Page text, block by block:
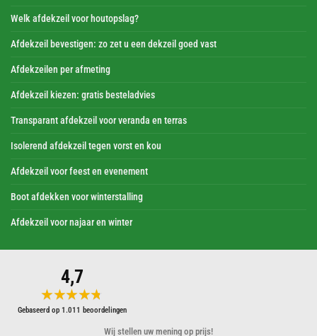
Welk afdekzeil voor houtopslag?
Afdekzeil bevestigen: zo zet u een dekzeil goed vast
Afdekzeilen per afmeting
Afdekzeil kiezen: gratis besteladvies
Transparant afdekzeil voor veranda en terras
Isolerend afdekzeil tegen vorst en kou
Afdekzeil voor feest en evenement
Boot afdekken voor winterstalling
Afdekzeil voor najaar en winter
4,7
★★★★★
★★★★★
Gebaseerd op 1.011 beoordelingen
Wij stellen uw mening op prijs!